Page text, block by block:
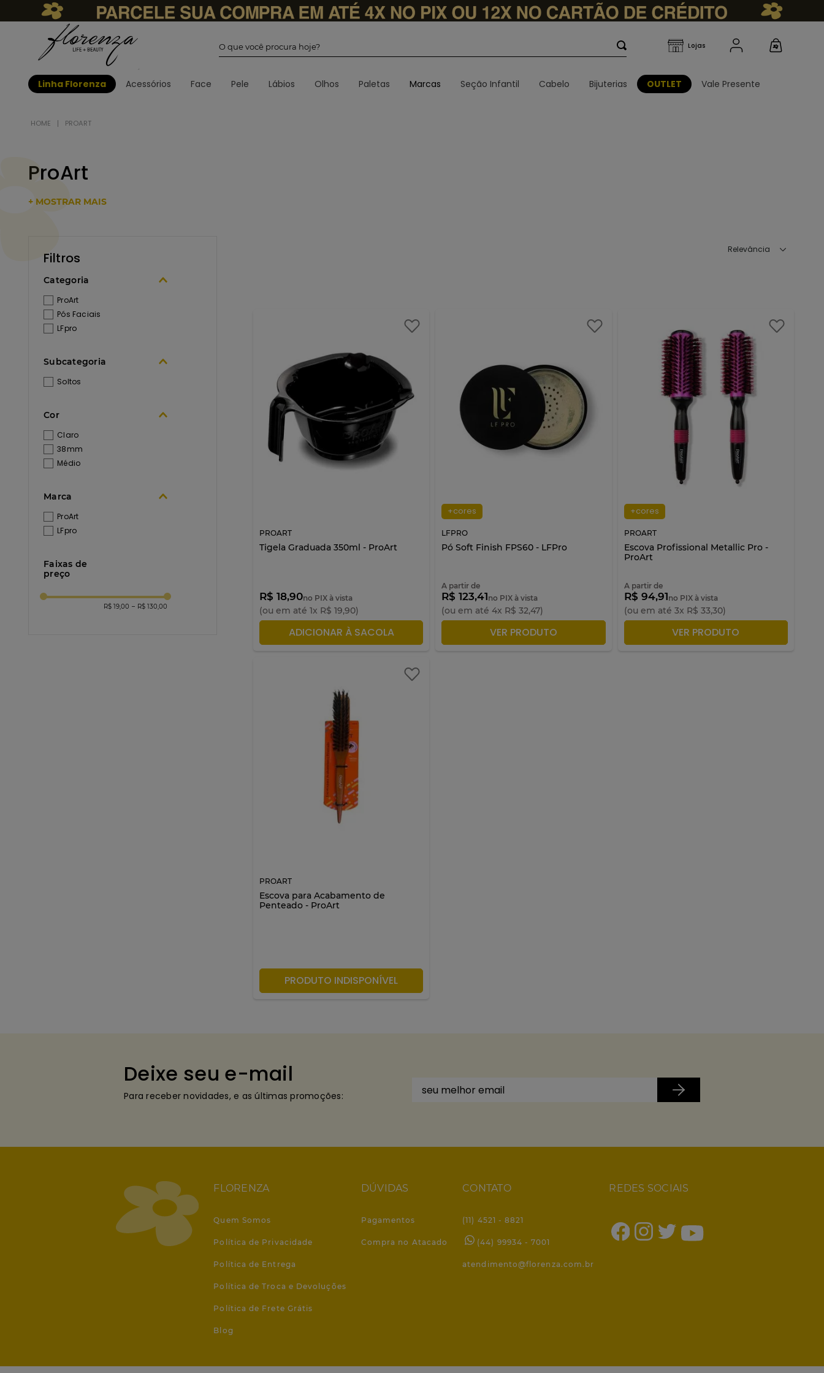
Linha Florenza Acessórios Face Pele Lábios Olhos Paletas Marcas Seção Infantil Cabelo Bijuterias OUTLET Vale Presente
PROART
ProArt
+ MOSTRAR MAIS
Categoria
ProArt
Pós Faciais
LFpro
Subcategoria
Soltos
Cor
Claro
38mm
Médio
Marca
ProArt
LFpro
Faixas de
preço
R$ 19,00 – R$ 130,00
Relevância
PROART
Tigela Graduada 350ml - ProArt
R$ 18,90no PIX à vista
(ou em até 1x R$ 19,90)
ADICIONAR À SACOLA
+cores
LFPRO
Pó Soft Finish FPS60 - LFPro
A partir de
R$ 123,41no PIX à vista
(ou em até4x R$ 32,47)
ADICIONAR À SACOLA
VER PRODUTO
+cores
PROART
Escova Profissional Metallic Pro -
ProArt
A partir de
R$ 94,91no PIX à vista
(ou em até 3x R$ 33,30)
ADICIONAR À SACOLA
VER PRODUTO
PROART
Escova para Acabamento de
Penteado - ProArt
PRODUTO INDISPONÍVEL
Deixe seu e-mail
Para receber novidades, e as últimas promoções:
FLORENZA
Quem Somos
Política de Privacidade
Política de Entrega
Política de Troca e Devoluções
Política de Frete Grátis
Blog
DÚVIDAS
Pagamentos
Compra no Atacado
CONTATO
(11) 4521 - 8821
(44) 99934 - 7001
atendimento@florenza.com.br
REDES SOCIAIS